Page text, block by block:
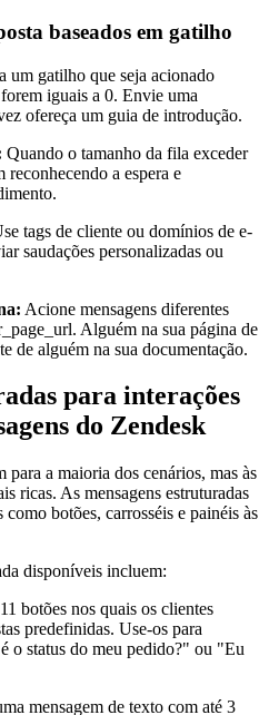
baseados em gatilho
um gatilho que seja acionado
iguais a 0. Envie uma
ofereça um guia de introdução.
Quando o tamanho da fila exceder
a espera e
tags de cliente ou domínios de e-
saudações personalizadas ou
Acione mensagens diferentes
Alguém na sua página de
de alguém na sua documentação.
para interações
do Zendesk
para a maioria dos cenários, mas às
ricas. As mensagens estruturadas
botões, carrosséis e painéis às
disponíveis incluem:
botões nos quais os clientes
predefinidas. Use-os para
o status do meu pedido?" ou "Eu
mensagem de texto com até 3